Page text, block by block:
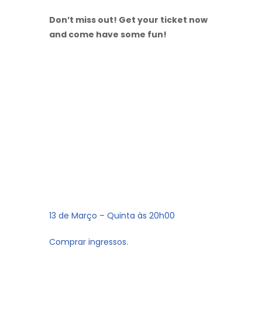
Don’t miss out! Get your ticket now
and come have some fun!
13 de Março – Quinta às 20h00
Comprar ingressos.